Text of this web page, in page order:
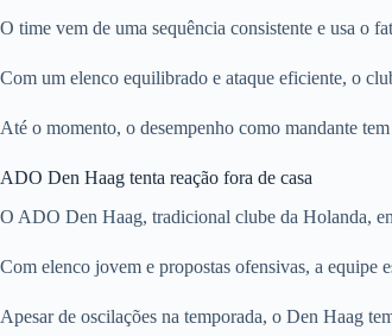
O time vem de uma sequência consistente e usa o
Com um elenco equilibrado e ataque eficiente, o
Até o momento, o desempenho como mandante
ADO Den Haag tenta reação fora de casa
O ADO Den Haag, tradicional clube da Holanda,
Com elenco jovem e propostas ofensivas, a equipe
Apesar de oscilações na temporada, o Den Haag